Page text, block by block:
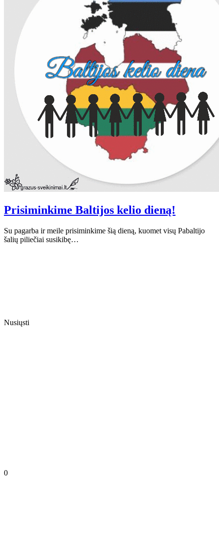
Prisiminkime Baltijos kelio dieną!
Su pagarba ir meile prisiminkime šią dieną, kuomet visų Pabaltijo
šalių piliečiai susikibę…
Nusiųsti
0